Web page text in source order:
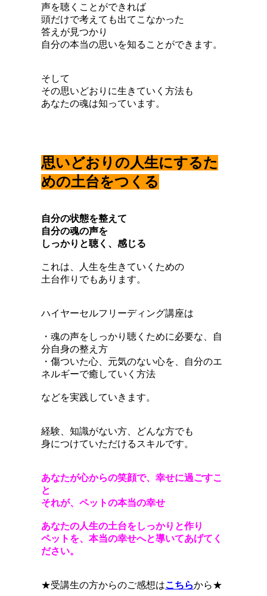
声を聴くことができれば
頭だけで考えても出てこなかった
答えが見つかり
自分の本当の思いを知ることができます。
そして
その思いどおりに生きていく方法も
あなたの魂は知っています。
思いどおりの人生にするた
めの土台をつくる
自分の状態を整えて
自分の魂の声を
しっかりと聴く、感じる
これは、人生を生きていくための
土台作りでもあります。
ハイヤーセルフリーディング講座は
・魂の声をしっかり聴くために必要な、自
分自身の整え方
・傷ついた心、元気のない心を、自分のエ
ネルギーで癒していく方法
などを実践していきます。
経験、知識がない方、どんな方でも
身につけていただけるスキルです。
あなたが心からの笑顔で、幸せに過ごすこ
と
それが、ペットの本当の幸せ
あなたの人生の土台をしっかりと作り
ペットを、本当の幸せへと導いてあげてく
ださい。
★受講生の方からのご感想はこちらから★